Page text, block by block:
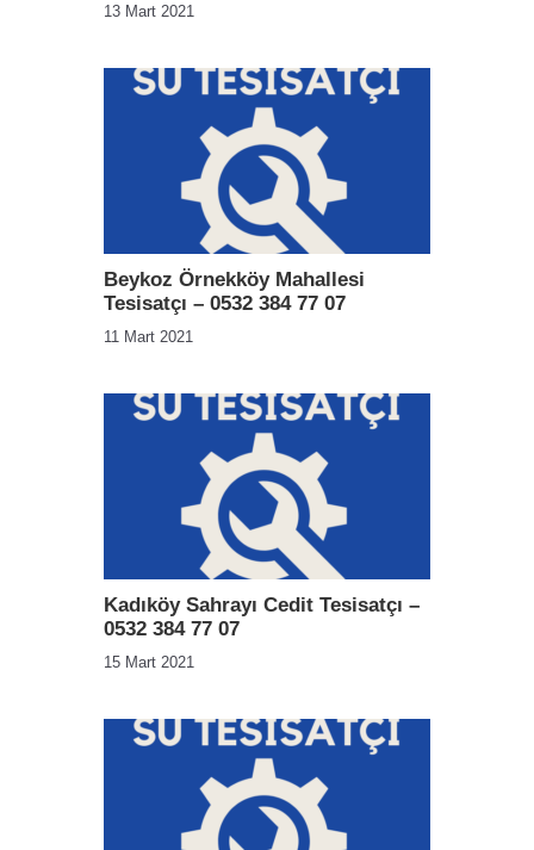
13 Mart 2021
Beykoz Örnekköy Mahallesi
Tesisatçı – 0532 384 77 07
11 Mart 2021
Kadıköy Sahrayı Cedit Tesisatçı –
0532 384 77 07
15 Mart 2021